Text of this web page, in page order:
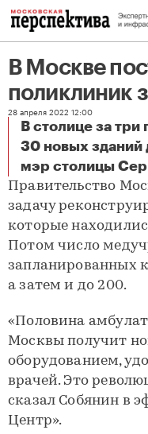
В Москве
поликлиник
28 апреля 2022 12:00
В столице за
30 новых зданий
мэр столицы
В Москве построят 30
Правительство
задачу
которые
Потом число
запланированных
а затем и до 200.
«Половина
Москвы получит
оборудованием,
врачей. Это
сказал Собянин в
Центр».